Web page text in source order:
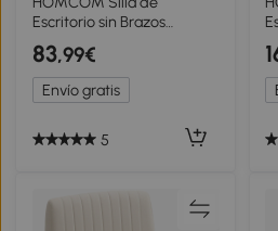
Escritorio sin Brazos
Giratoria con Respaldo
Curvado Asiento Forma U
Altura Ajustable Basculante
Blanco
83,99€
Envío gratis
5